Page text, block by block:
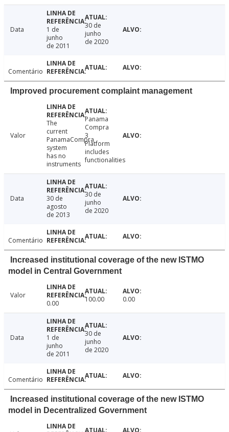
Data
1 de
junho
de 2011
30 de
junho
de 2020
Comentário
Improved procurement complaint management
Valor
The
current
PanamaCompra
system
has no
instruments
Panama
Compra
3
Platform
includes
functionalities
Data
30 de
agosto
de 2013
30 de
junho
de 2020
Comentário
Increased institutional coverage of the new ISTMO
model in Central Government
Valor
0.00
100.00 0.00
Data
1 de
junho
de 2011
30 de
junho
de 2020
Comentário
Increased institutional coverage of the new ISTMO
model in Decentralized Government